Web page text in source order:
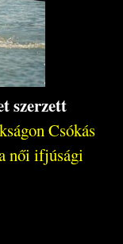
szerzett
Csókás
női ifjúsági